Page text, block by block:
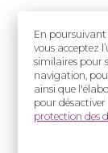
En
vous acceptez
similaires pour
navigation,
ainsi que
pour désactiver
protection des